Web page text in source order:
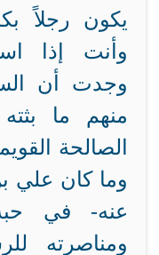
يكون رجلاً
وأنت إذا
وجدت أن
منهم ما
الصالحة
وما كان علي
عنه- في
ومناصرته